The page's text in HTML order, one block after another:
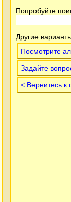
Попробуйте
Другие
Посмотрите
Задайте
< Вернитесь к